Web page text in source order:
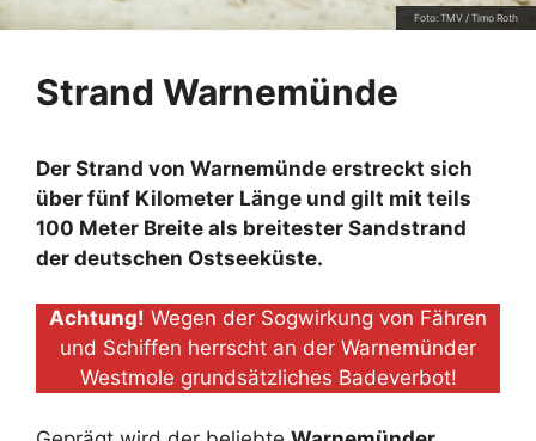
Foto: TMV / Timo Roth
Strand Warnemünde
Der Strand von Warnemünde erstreckt sich
über fünf Kilometer Länge und gilt mit teils
100 Meter Breite als breitester Sandstrand
der deutschen Ostseeküste.
Achtung! Wegen der Sogwirkung von Fähren
und Schiffen herrscht an der Warnemünder
Westmole grundsätzliches Badeverbot!